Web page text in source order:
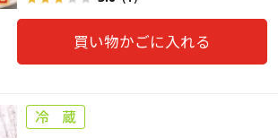
買い物かごに入れる